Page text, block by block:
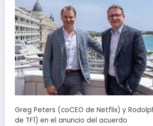
Greg Peters (coCEO de Netflix) y
de TF1) en el anuncio del acuerdo